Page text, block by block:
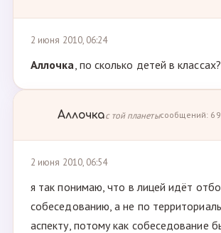
2 июня 2010, 06:24
Аллочка, по сколько детей в классах?
Аллочкас той планетысообщений:
2 июня 2010, 06:54
я так понимаю, что в лицей идёт
собеседованию, а не по
аспекту, потому как собеседование